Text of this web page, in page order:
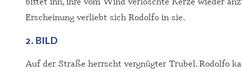
Erscheinung verliebt sich Rodolfo in sie.
2. BILD
Auf der Straße herrscht vergnügter Trubel. Rodolfo